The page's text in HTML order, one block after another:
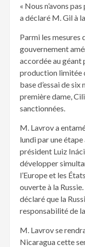
« Nous n’avons
a déclaré M. Gil à
Parmi les mesures
gouvernement
accordée au géant
production limitée
base d’essai de
première dame,
sanctionnées.
M. Lavrov a
lundi par une
président Luiz
développer
l’Europe et les
ouverte à la
déclaré que la
responsabilité de
M. Lavrov se
Nicaragua cette